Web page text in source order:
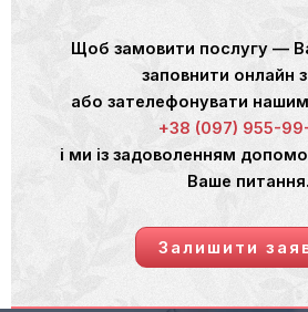
Щоб замовити послугу —
заповнити онлайн
або зателефонувати
+38 (097) 955-
і ми із задоволенням
Ваше питання.
Залишити